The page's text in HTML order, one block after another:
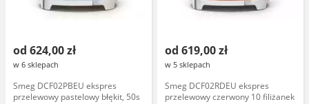
od 624,00 zł
w 6 sklepach
Smeg DCF02PBEU ekspres
przelewowy pastelowy błękit, 50s
od 619,00 zł
w 5 sklepach
Smeg DCF02RDEU ekspres
przelewowy czerwony 10 filiżanek